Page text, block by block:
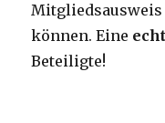
Mitgliedsausweis
können. Eine
Beteiligte!